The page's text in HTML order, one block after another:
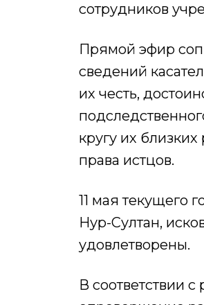
сотрудников
Прямой эфир
сведений
их честь,
кругу их
права истцов.
11 мая текущего
Нур-Султан,
удовлетворены.
В соответствии